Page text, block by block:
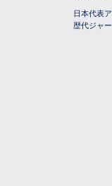
日本代表
歴代ジャ